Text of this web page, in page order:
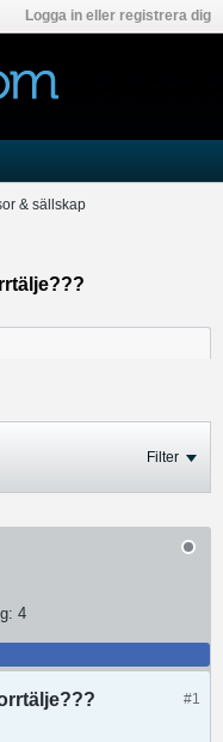
Logga in eller registrera dig
& sällskap
Filter
4
#1